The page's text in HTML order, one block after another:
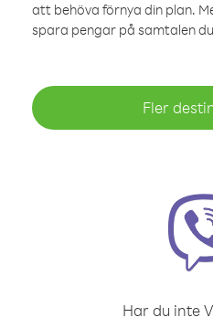
att behöva förnya din plan.
spara pengar på samtalen
Fler
Har du inte